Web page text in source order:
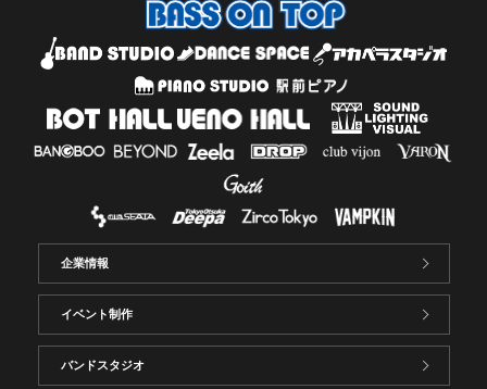
企業情報
イベント制作
バンドスタジオ